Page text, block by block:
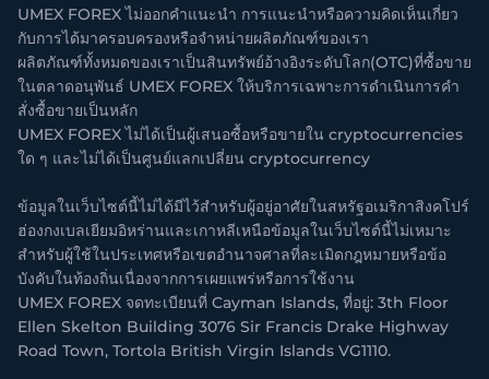
UMEX FOREX ไม่ออกคำแนะนำ การแนะนำหรือความคิดเห็นเกี่ยว
กับการได้มาครอบครองหรือจำหน่ายผลิตภัณฑ์ของเรา
ผลิตภัณฑ์ทั้งหมดของเราเป็นสินทรัพย์อ้างอิงระดับโลก(OTC)ที่ซื้อขาย
ในตลาดอนุพันธ์ UMEX FOREX ให้บริการเฉพาะการดำเนินการคำ
สั่งซื้อขายเป็นหลัก
UMEX FOREX ไม่ได้เป็นผู้เสนอซื้อหรือขายใน cryptocurrencies
ใด ๆ และไม่ได้เป็นศูนย์แลกเปลี่ยน cryptocurrency
ข้อมูลในเว็บไซต์นี้ไม่ได้มีไว้สำหรับผู้อยู่อาศัยในสหรัฐอเมริกาสิงคโปร์
ฮ่องกงเบลเยียมอิหร่านและเกาหลีเหนือข้อมูลในเว็บไซต์นี้ไม่เหมาะ
สำหรับผู้ใช้ในประเทศหรือเขตอำนาจศาลที่ละเมิดกฎหมายหรือข้อ
บังคับในท้องถิ่นเนื่องจากการเผยแพร่หรือการใช้งาน
UMEX FOREX จดทะเบียนที่ Cayman Islands, ที่อยู่: 3th Floor
Ellen Skelton Building 3076 Sir Francis Drake Highway
Road Town, Tortola British Virgin Islands VG1110.